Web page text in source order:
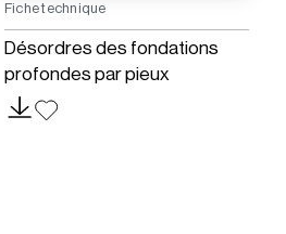
Fiche technique
Désordres des fondations
profondes par pieux